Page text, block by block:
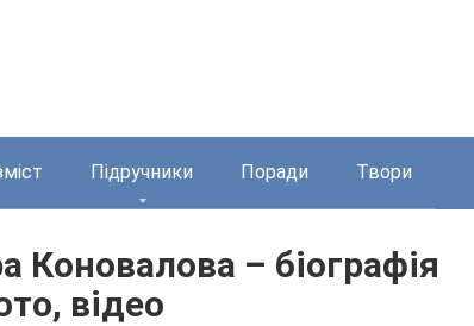
Підручники Поради Твори
Коновалова – біографія
відео